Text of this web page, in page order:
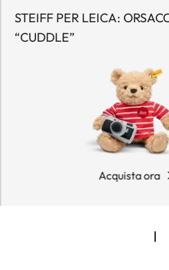
STEIFF PER LEICA:
“CUDDLE”
Acquista ora